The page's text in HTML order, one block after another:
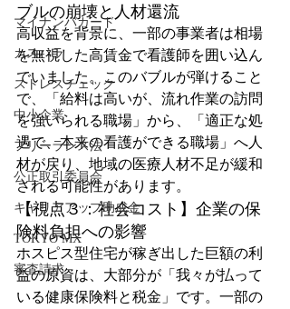
マイナンバカード
カスハラ
ストレスチェック
中小企業
フリーランス法
公正取引委員会
キャリアアップ助成金
TOKYO MX
審査請求
ブルの崩壊と人材還流
高収益を背景に、一部の事業者は相場
を無視した高賃金で看護師を囲い込ん
でいました。このバブルが弾けること
で、「給料は高いが、流れ作業の訪問
を強いられる職場」から、「適正な処
遇で、本来の看護ができる職場」へ人
材が戻り、地域の医療人材不足が緩和
される可能性があります。
【視点３：社会コスト】企業の保
険料負担への影響
ホスピス型住宅が稼ぎ出した巨額の利
益の原資は、大部分が「我々が払って
いる健康保険料と税金」です。一部の